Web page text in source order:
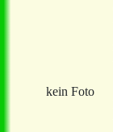
kein Foto